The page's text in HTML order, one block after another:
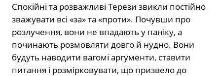
Спокійні та розважливі Терези звикли постійно
зважувати всі «за» та «проти». Почувши про
розлучення, вони не впадають у паніку, а
починають розмовляти довго й нудно. Вони
будуть наводити вагомі аргументи, ставити
питання і розмірковувати, що призвело до